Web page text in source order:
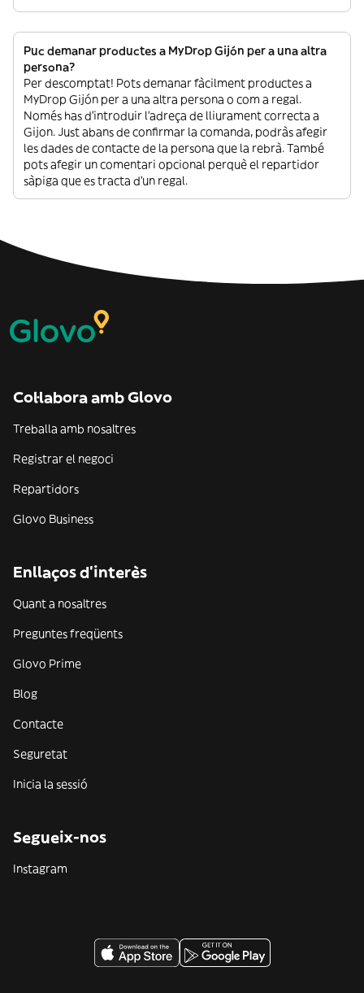
Puc demanar productes a MyDrop Gijón per a una altra
persona?
Per descomptat! Pots demanar fàcilment productes a
MyDrop Gijón per a una altra persona o com a regal.
Només has d’introduir l’adreça de lliurament correcta a
Gijon. Just abans de confirmar la comanda, podràs afegir
les dades de contacte de la persona que la rebrà. També
pots afegir un comentari opcional perquè el repartidor
sàpiga que es tracta d’un regal.
Col·labora amb Glovo
Treballa amb nosaltres
Registrar el negoci
Repartidors
Glovo Business
Enllaços d'interès
Quant a nosaltres
Preguntes freqüents
Glovo Prime
Blog
Contacte
Seguretat
Inicia la sessió
Segueix-nos
Instagram